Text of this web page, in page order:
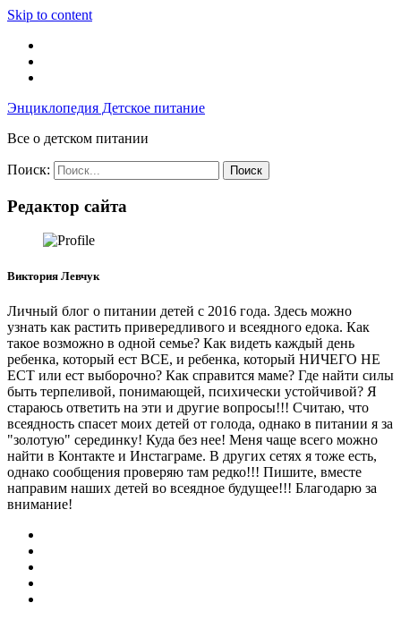
Skip to content
Энциклопедия Детское питание
Все о детском питании
Поиск:
Редактор сайта
Виктория Левчук
Личный блог о питании детей с 2016 года. Здесь можно
узнать как растить привередливого и всеядного едока. Как
такое возможно в одной семье? Как видеть каждый день
ребенка, который ест ВСЕ, и ребенка, который НИЧЕГО НЕ
ЕСТ или ест выборочно? Как справится маме? Где найти силы
быть терпеливой, понимающей, психически устойчивой? Я
стараюсь ответить на эти и другие вопросы!!! Считаю, что
всеядность спасет моих детей от голода, однако в питании я за
"золотую" серединку! Куда без нее! Меня чаще всего можно
найти в Контакте и Инстаграме. В других сетях я тоже есть,
однако сообщения проверяю там редко!!! Пишите, вместе
направим наших детей во всеядное будущее!!! Благодарю за
внимание!